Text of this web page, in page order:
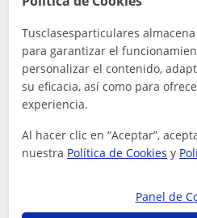
Parece que tu búsqueda es
Ajusta tu búsqueda para ver
guárdala y te avisaremos
profesores
Eliminar filtros
Guardar
pueden interesarte
Tusclasesparticulares
para garantizar el
personalizar el contenido,
su eficacia, así como para
experiencia.
Al hacer clic en “Aceptar”,
nuestra Política de Cookies y
Panel de